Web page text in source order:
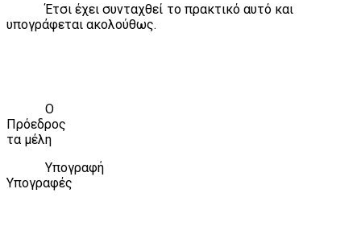
Έτσι έχει συνταχθεί το πρακτικό αυτό και
υπογράφεται ακολούθως.
Ο
Πρόεδρος
τα μέλη
Υπογραφή
Υπογραφές